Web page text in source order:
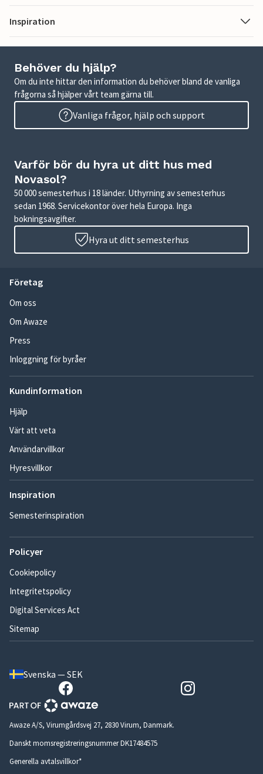
Inspiration
Behöver du hjälp?
Om du inte hittar den information du behöver bland de vanliga
frågorna så hjälper vårt team gärna till.
Vanliga frågor, hjälp och support
Varför bör du hyra ut ditt hus med
Novasol?
50 000 semesterhus i 18 länder. Uthyrning av semesterhus
sedan 1968. Servicekontor över hela Europa. Inga
bokningsavgifter.
Hyra ut ditt semesterhus
Företag
Om oss
Om Awaze
Press
Inloggning för byråer
Kundinformation
Hjälp
Värt att veta
Användarvillkor
Hyresvillkor
Inspiration
Semesterinspiration
Policyer
Cookiepolicy
Integritetspolicy
Digital Services Act
Sitemap
Svenska — SEK
Awaze A/S, Virumgårdsvej 27, 2830 Virum, Danmark.
Danskt momsregistreringsnummer DK17484575
Generella avtalsvillkor*